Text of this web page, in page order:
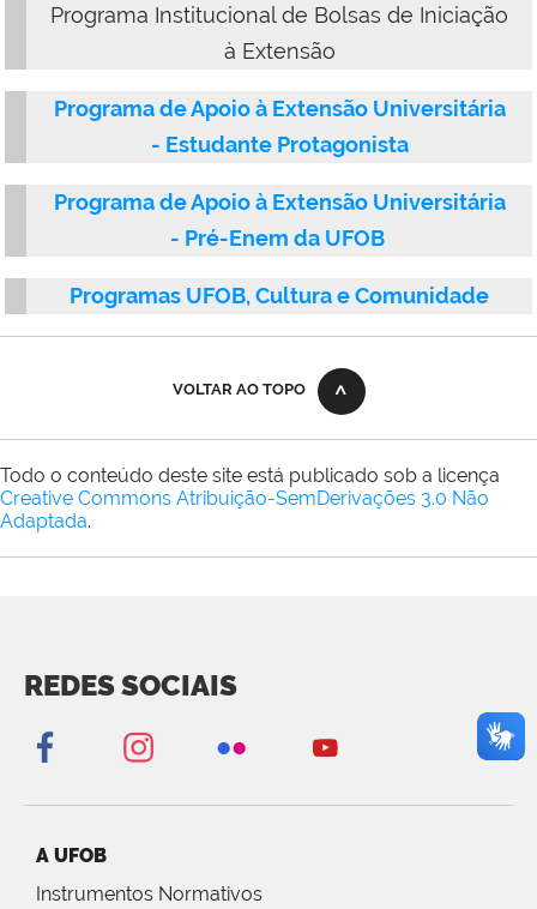
Programa Institucional de Bolsas de Iniciação
à Extensão
Programa de Apoio à Extensão Universitária
- Estudante Protagonista
Programa de Apoio à Extensão Universitária
- Pré-Enem da UFOB
Programas UFOB, Cultura e Comunidade
VOLTAR AO TOPO
Todo o conteúdo deste site está publicado sob a licença
Creative Commons Atribuição-SemDerivações 3.0 Não
Adaptada.
REDES SOCIAIS
A UFOB
Instrumentos Normativos